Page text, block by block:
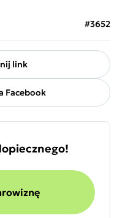
#3652
link
Facebook